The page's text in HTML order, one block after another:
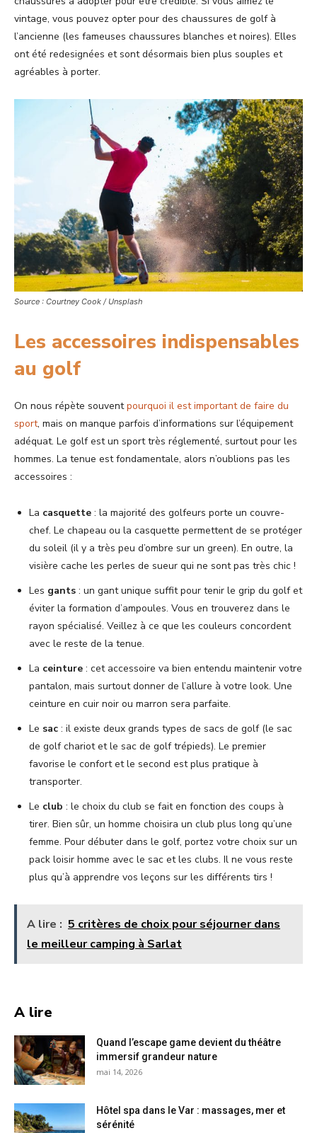
vintage, vous pouvez opter pour des chaussures de golf à
l’ancienne (les fameuses chaussures blanches et noires). Elles
ont été redesignées et sont désormais bien plus souples et
agréables à porter.
Source : Courtney Cook / Unsplash
Les accessoires indispensables
au golf
On nous répète souventpourquoi il est important de faire du
sport, mais on manque parfois d’informations sur l’équipement
adéquat. Le golf est un sport très réglementé, surtout pour les
hommes. La tenue est fondamentale, alors n’oublions pas les
accessoires :
La casquette : la majorité des golfeurs porte un couvre-
chef. Le chapeau ou la casquette permettent de se protéger
du soleil (il y a très peu d’ombre sur un green). En outre, la
visière cache les perles de sueur qui ne sont pas très chic !
Les gants : un gant unique suffit pour tenir le grip du golf et
éviter la formation d’ampoules. Vous en trouverez dans le
rayon spécialisé. Veillez à ce que les couleurs concordent
avec le reste de la tenue.
La ceinture : cet accessoire va bien entendu maintenir votre
pantalon, mais surtout donner de l’allure à votre look. Une
ceinture en cuir noir ou marron sera parfaite.
Le sac : il existe deux grands types de sacs de golf (le sac
de golf chariot et le sac de golf trépieds). Le premier
favorise le confort et le second est plus pratique à
transporter.
Le club : le choix du club se fait en fonction des coups à
tirer. Bien sûr, un homme choisira un club plus long qu’une
femme. Pour débuter dans le golf, portez votre choix sur un
pack loisir homme avec le sac et les clubs. Il ne vous reste
plus qu’à apprendre vos leçons sur les différents tirs !
A lire : 5 critères de choix pour séjourner dans
le meilleur camping à Sarlat
A lire
Quand l’escape game devient du théâtre
immersif grandeur nature
mai 14, 2026
Hôtel spa dans le Var : massages, mer et
sérénité